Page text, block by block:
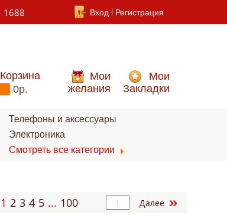
1688 Вход Регистрация
Корзина
0p.
Мои
желания
Мои
Закладки
Телефоны и аксессуары
Электроника
Смотреть все категории
1 2 3 4 5 ... 100 Далее